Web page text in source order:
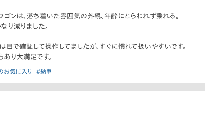
ンは、落ち着いた雰囲気の外観、年齢にとらわれず乗れる。
り減りました。
目で確認して操作してましたが、すぐに慣れて扱いやすいです。
り大満足です。
お気に入り #納車